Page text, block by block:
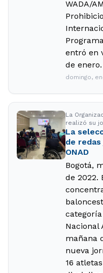
WADA/
entró en
de enero.
domingo,
La
realizó su
La
de
ONAD
Bogotá,
de 2022.
Nacional
mañana
nueva
16